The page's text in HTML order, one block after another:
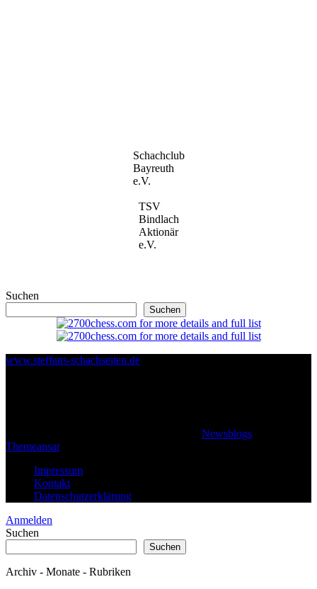
Schachclub
Bayreuth
e.V.
TSV
Bindlach
Aktionär
e.V.
Suchen
Suchen
www.steffans-schachseiten.de
Newsblogs
Themeansar.
Impressum
Kontakt
Datenschutzerklärung
Anmelden
Suchen
Suchen
Archiv - Monate - Rubriken